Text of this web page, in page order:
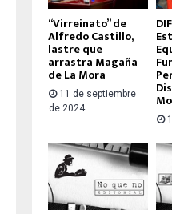
“Virreinato” de
Alfredo Castillo,
lastre que
arrastra Magaña
de La Mora
11 de septiembre
de 2024